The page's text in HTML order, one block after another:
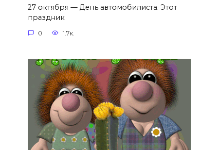
27 октября — День автомобилиста. Этот
праздник
0 1.7к.